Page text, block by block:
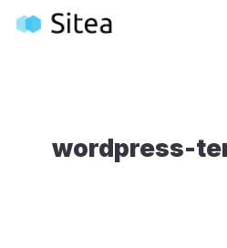
Skip
wordpress-